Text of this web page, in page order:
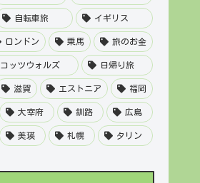
自転車旅 イギリス
ロンドン 乗馬 旅のお金
コッツウォルズ 日帰り旅
滋賀 エストニア 福岡
大宰府 釧路 広島
美瑛 札幌 タリン